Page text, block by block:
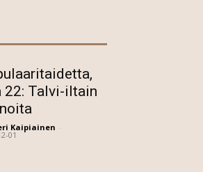
22: Talvi-iltain
Kaipiainen -
01